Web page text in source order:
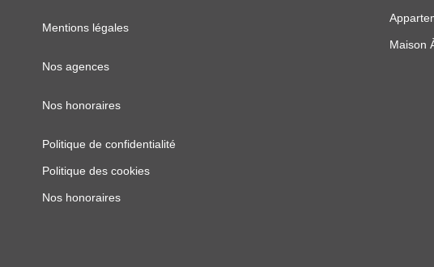
Mentions légales
Nos agences
Nos honoraires
Politique de confidentialité
Politique des cookies
Nos honoraires
Maison